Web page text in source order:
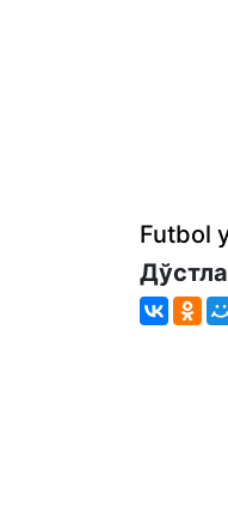
Futbol